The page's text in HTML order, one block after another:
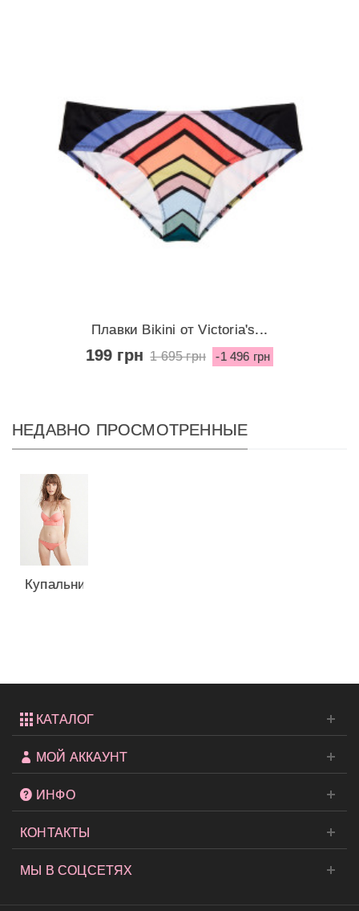
Плавки Bikini от Victoria's...
199 грн 1 695 грн -1 496 грн
НЕДАВНО ПРОСМОТРЕННЫЕ
Купальник
КАТАЛОГ
МОЙ АККАУНТ
ИНФО
КОНТАКТЫ
МЫ В СОЦСЕТЯХ